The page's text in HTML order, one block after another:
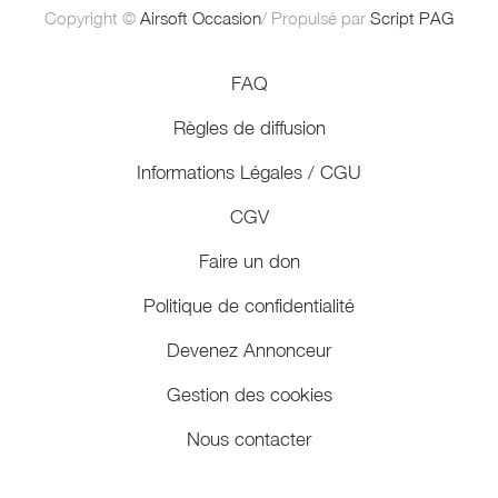
Copyright © Airsoft Occasion/ Propulsé par Script PAG
FAQ
Règles de diffusion
Informations Légales / CGU
CGV
Faire un don
Politique de confidentialité
Devenez Annonceur
Gestion des cookies
Nous contacter